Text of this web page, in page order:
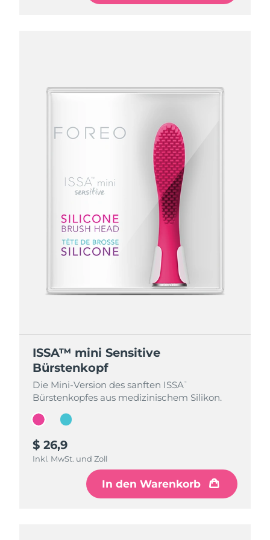
ISSA™ mini Sensitive
Bürstenkopf
Die Mini-Version des sanften ISSA™
Bürstenkopfes aus medizinischem Silikon.
$ 26,9
Inkl. MwSt. und Zoll
In den Warenkorb
ISSA™ mini Sensitive
Bürstenkopf
Die Mini-Version des sanften ISSA™
Bürstenkopfes aus medizinischem Silikon.
$ 26,9
Inkl. MwSt. und Zoll
In den Warenkorb